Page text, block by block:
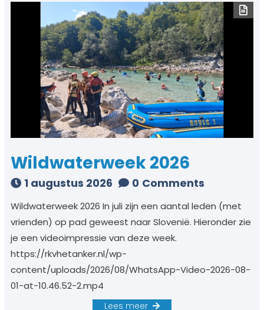
Wildwaterweek 2026
1 augustus 2026 0 Comments
Wildwaterweek 2026 In juli zijn een aantal leden (met
vrienden) op pad geweest naar Slovenië. Hieronder zie
je een videoimpressie van deze week.
https://rkvhetanker.nl/wp-
content/uploads/2026/08/WhatsApp-Video-2026-08-
01-at-10.46.52-2.mp4
Lees meer